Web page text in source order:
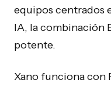
equipos centrados
IA, la combinación
potente.
Xano funciona con